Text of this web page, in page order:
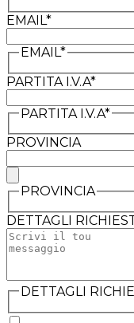
EMAIL*
EMAIL*
PARTITA I.V.A*
PARTITA I.V.A*
PROVINCIA
PROVINCIA
DETTAGLI
DETTAGLI